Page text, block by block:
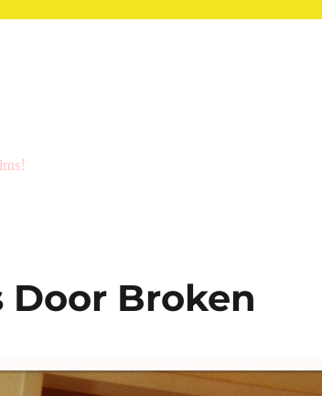
Door Broken